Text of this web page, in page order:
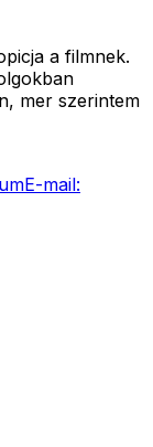
a filmnek.
mer szerintem
E-mail: